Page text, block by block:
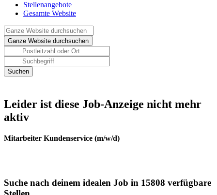
Stellenangebote
Gesamte Website
Leider ist diese Job-Anzeige nicht mehr
aktiv
Mitarbeiter Kundenservice (m/w/d)
Suche nach deinem idealen Job in 15808 verfügbare